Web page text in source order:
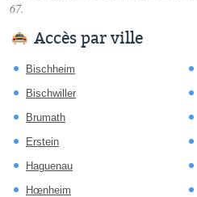
67.
Accès par ville
Bischheim
Bischwiller
Brumath
Erstein
Haguenau
Hœnheim